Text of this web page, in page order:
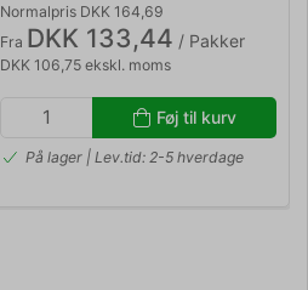
Normalpris DKK 164,69
Fra DKK 133,44 / Pakker
DKK 106,75 ekskl. moms
Føj til kurv
På lager | Lev.tid: 2-5 hverdage